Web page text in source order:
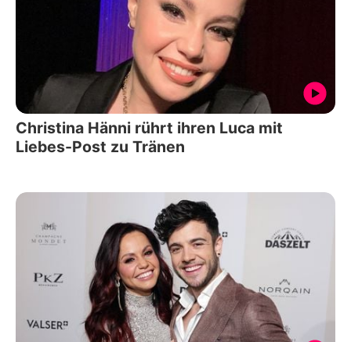
Christina Hänni rührt ihren Luca mit
Liebes-Post zu Tränen